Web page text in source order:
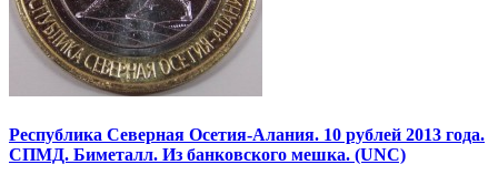
Республика Северная Осетия-Алания. 10 рублей 2013 года.
СПМД. Биметалл. Из банковского мешка. (UNC)